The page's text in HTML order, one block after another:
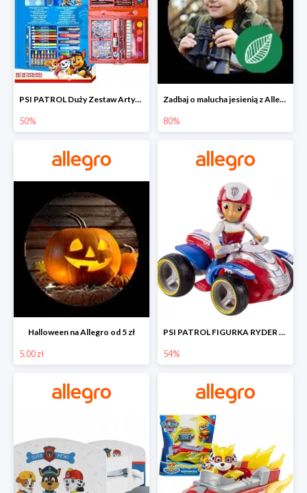
PSI PATROL Duży Zestaw Artystyczny 52 elementy na piąty komplet -50%
50%
Zadbaj o malucha jesienią z Allegro do -80%
80%
Halloween na Allegro od 5 zł
5.00 zł
PSI PATROL FIGURKA RYDER + QUAD POJAZD RATUNKOWY -54%
54%